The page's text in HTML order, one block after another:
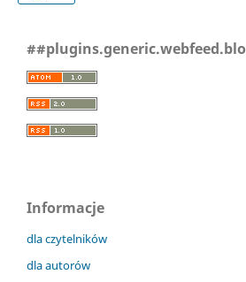
Informacje
dla czytelników
dla autorów